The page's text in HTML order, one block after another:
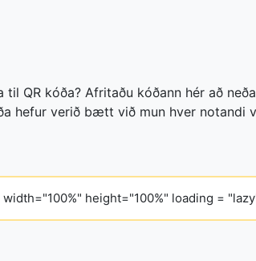
QR kóða? Afritaðu kóðann hér að
hefur verið bætt við mun hver notandi
height="100%" loading =